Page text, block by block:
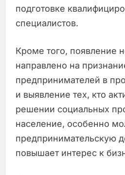
подготовке
специалистов.
Кроме того, появление
направлено на
предпринимателей в
и выявление тех, кто
решении социальных
население, особенно
предпринимательскую
повышает интерес к